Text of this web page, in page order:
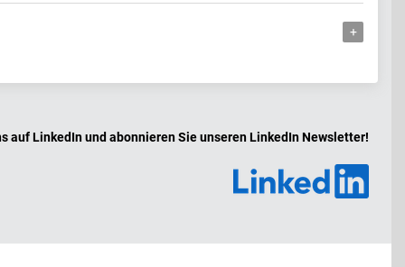
auf LinkedIn und abonnieren Sie unseren LinkedIn Newsletter!